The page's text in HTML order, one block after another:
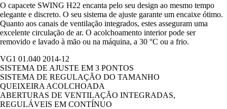
O capacete SWING H22 encanta pelo seu design ao mesmo tempo
elegante e discreto. O seu sistema de ajuste garante um encaixe ótimo.
Quanto aos canais de ventilação integrados, estes asseguram uma
excelente circulação de ar. O acolchoamento interior pode ser
removido e lavado à mão ou na máquina, a 30 °C ou a frio.
VG1 01.040 2014-12
SISTEMA DE AJUSTE EM 3 PONTOS
SISTEMA DE REGULAÇÃO DO TAMANHO
QUEIXEIRA ACOLCHOADA
ABERTURAS DE VENTILAÇÃO INTEGRADAS,
REGULÁVEIS EM CONTÍNUO